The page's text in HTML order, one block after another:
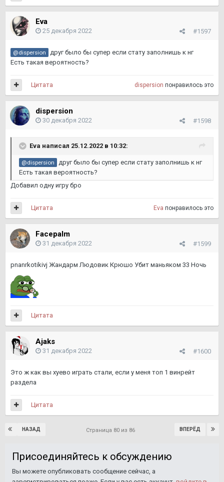
Eva
#1597
25 декабря 2022
@dispersion
друг было бы супер если стату заполнишь к нг
Есть такая вероятность?
dispersion понравилось это
Цитата
dispersion
#1598
30 декабря 2022
Eva написал 25.12.2022 в 10:32:
@dispersion
друг было бы супер если стату заполнишь к нг
Есть такая вероятность?
Добавил одну игру бро
Eva понравилось это
Цитата
Facepalm
#1599
31 декабря 2022
pnanrkotikivj Жандарм Людовик Крюшо Убит маньяком 33 Ночь
Цитата
Ajaks
#1600
31 декабря 2022
Это ж как вы хуево играть стали, если у меня топ 1 винрейт
раздела
Цитата
НАЗАД ВПЕРЁД
Страница 80 из 86
Присоединяйтесь к обсуждению
Вы можете опубликовать сообщение сейчас, а